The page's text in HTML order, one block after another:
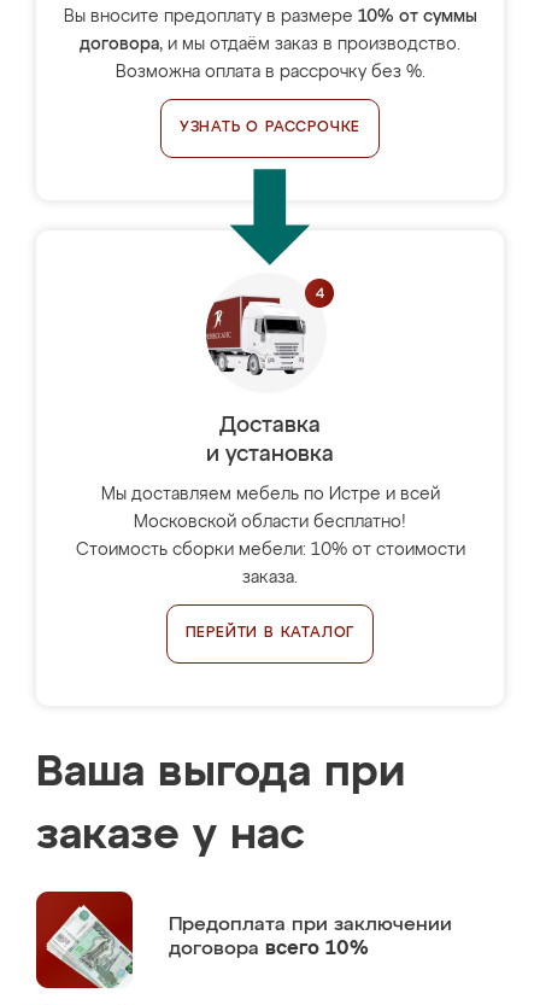
Вы вносите предоплату в размере 10% от суммы
договора, и мы отдаём заказ в производство.
Возможна оплата в рассрочку без %.
УЗНАТЬ О РАССРОЧКЕ
Доставка
и установка
Мы доставляем мебель по Истре и всей
Московской области бесплатно!
Стоимость сборки мебели: 10% от стоимости
заказа.
ПЕРЕЙТИ В КАТАЛОГ
Ваша выгода при
заказе у нас
Предоплата при заключении
договора всего 10%